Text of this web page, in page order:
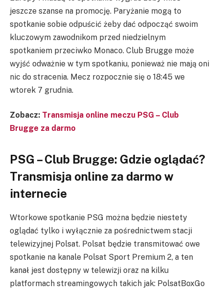
jeszcze szanse na promocję. Paryżanie mogą to
spotkanie sobie odpuścić żeby dać odpocząć swoim
kluczowym zawodnikom przed niedzielnym
spotkaniem przeciwko Monaco. Club Brugge może
wyjść odważnie w tym spotkaniu, ponieważ nie mają oni
nic do stracenia. Mecz rozpocznie się o 18:45 we
wtorek 7 grudnia.
Zobacz: Transmisja online meczu PSG – Club
Brugge za darmo
PSG – Club Brugge: Gdzie oglądać?
Transmisja online za darmo w
internecie
Wtorkowe spotkanie PSG można będzie niestety
oglądać tylko i wyłącznie za pośrednictwem stacji
telewizyjnej Polsat. Polsat będzie transmitować owe
spotkanie na kanale Polsat Sport Premium 2, a ten
kanał jest dostępny w telewizji oraz na kilku
platformach streamingowych takich jak: PolsatBoxGo